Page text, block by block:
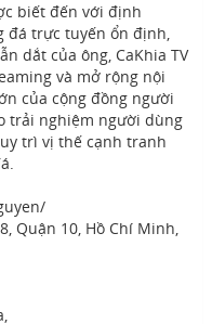
biết đến với định
đá trực tuyến ổn định,
dắt của ông, CaKhia TV
và mở rộng nội
của cộng đồng người
trải nghiệm người dùng
trì vị thế cạnh tranh
Quận 10, Hồ Chí Minh,